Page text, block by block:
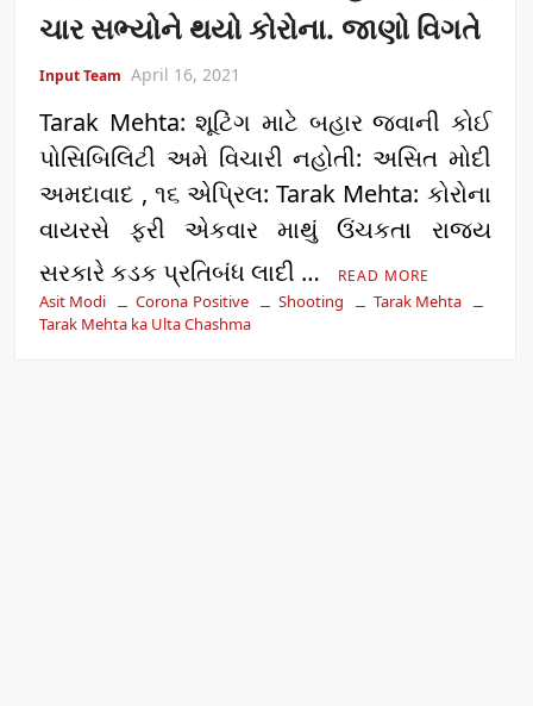
ચાર સભ્યોને થયો કોરોના. જાણો વિગતે
Input Team April 16, 2021
Tarak Mehta: શૂટિંગ માટે બહાર જવાની કોઈ
પોસિબિલિટી અમે વિચારી નહોતી: અસિત મોદી
અમદાવાદ , ૧૬ એપ્રિલ: Tarak Mehta: કોરોના
વાયરસે ફરી એકવાર માથું ઉંચકતા રાજ્ય
સરકારે કડક પ્રતિબંધ લાદી …
READ MORE
Asit Modi Corona Positive Shooting
Tarak Mehta
Tarak Mehta ka Ulta Chashma